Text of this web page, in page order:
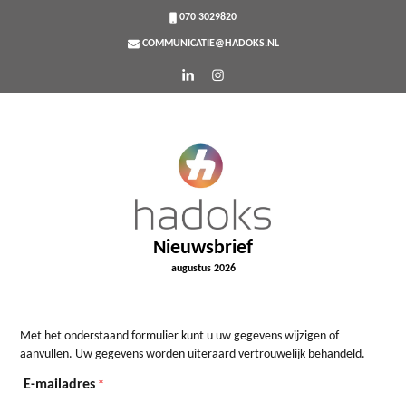
070 3029820
COMMUNICATIE@HADOKS.NL
Nieuwsbrief
augustus 2026
Met het onderstaand formulier kunt u uw gegevens wijzigen of
aanvullen. Uw gegevens worden uiteraard vertrouwelijk behandeld.
E-mailadres *